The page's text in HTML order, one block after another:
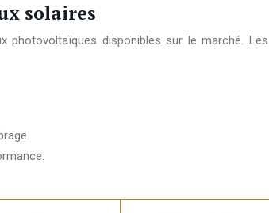
solaires
disponibles sur le marché.